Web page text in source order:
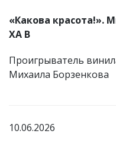
«Какова красота!».
XA B
Проигрыватель
Михаила Борзенкова
10.06.2026